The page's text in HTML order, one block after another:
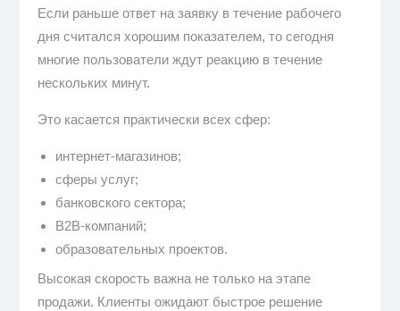
Если раньше ответ на заявку в течение рабочего
дня считался хорошим показателем, то сегодня
многие пользователи ждут реакцию в течение
нескольких минут.
Это касается практически всех сфер:
интернет-магазинов;
сферы услуг;
банковского сектора;
B2B-компаний;
образовательных проектов.
Высокая скорость важна не только на этапе
продажи. Клиенты ожидают быстрое решение